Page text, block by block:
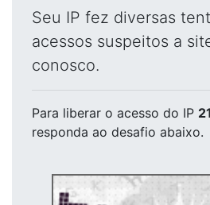
Seu IP fez diversas
acessos suspeitos a
conosco.
Para liberar o acesso do IP
responda ao desafio abaixo.